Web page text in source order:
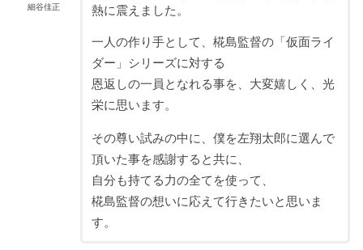
細谷佳正
熱に震えました。
一人の作り手として、椛島監督の「仮面ライ
ダー」シリーズに対する
恩返しの一員となれる事を、大変嬉しく、光
栄に思います。
その尊い試みの中に、僕を左翔太郎に選んで
頂いた事を感謝すると共に、
自分も持てる力の全てを使って、
椛島監督の想いに応えて行きたいと思いま
す。